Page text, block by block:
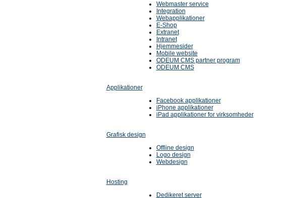
Webmaster service
Integration
Webapplikationer
E-Shop
Extranet
Intranet
Hjemmesider
Mobile website
ODEUM CMS partner program
ODEUM CMS
Applikationer
Facebook applikationer
iPhone applikationer
iPad applikationer for virksomheder
Grafisk design
Offline design
Logo design
Webdesign
Hosting
Dedikeret server